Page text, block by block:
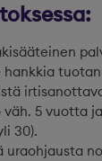
5 vuotta
30).
uraohjausta